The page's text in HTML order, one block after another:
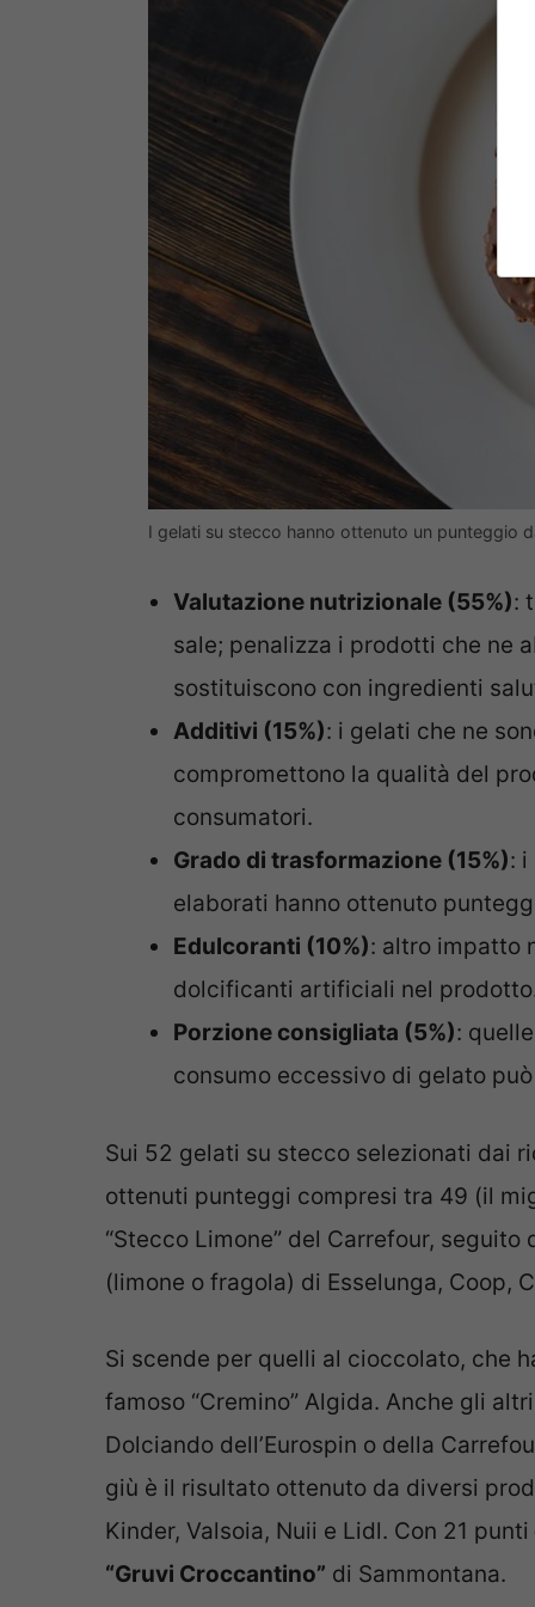
I gelati su stecco hanno ottenuto un punteggio
Valutazione nutrizionale (55%):
sale; penalizza i prodotti che ne
sostituiscono con ingredienti
Additivi (15%): i gelati che ne
compromettono la qualità del
consumatori.
Grado di trasformazione (15%): i
elaborati hanno ottenuto
Edulcoranti (10%): altro impatto
dolcificanti artificiali nel
Porzione consigliata (5%):
consumo eccessivo di gelato
Sui 52 gelati su stecco selezionati dai
ottenuti punteggi compresi tra 49 (il
“Stecco Limone” del Carrefour,
(limone o fragola) di Esselunga, Coop,
Si scende per quelli al cioccolato, che
famoso “Cremino” Algida. Anche gli
Dolciando dell’Eurospin o della
giù è il risultato ottenuto da diversi
Kinder, Valsoia, Nuii e Lidl. Con 21 punti
“Gruvi Croccantino” di Sammontana.